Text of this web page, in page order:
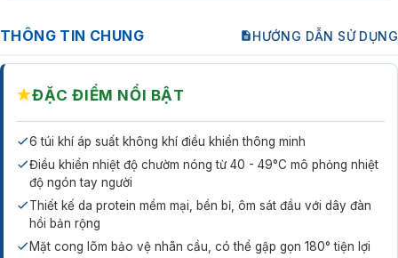
THÔNG TIN CHUNG HƯỚNG DẪN SỬ DỤNG
★ĐẶC ĐIỂM NỔI BẬT
6 túi khí áp suất không khí điều khiển thông minh
Điều khiển nhiệt độ chườm nóng từ 40 - 49°C mô phỏng nhiệt
độ ngón tay người
Thiết kế da protein mềm mại, bền bỉ, ôm sát đầu với dây đàn
hồi bản rộng
Mặt cong lõm bảo vệ nhãn cầu, có thể gập gọn 180° tiện lợi